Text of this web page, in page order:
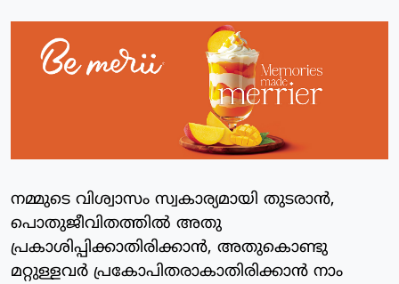
നമ്മുടെ വിശ്വാസം സ്വകാര്യമായി തുടരാന്‍,
പൊതുജീവിതത്തില്‍ അതു
പ്രകാശിപ്പിക്കാതിരിക്കാന്‍, അതുകൊണ്ടു
മറ്റുള്ളവര്‍ പ്രകോപിതരാകാതിരിക്കാന്‍ നാം